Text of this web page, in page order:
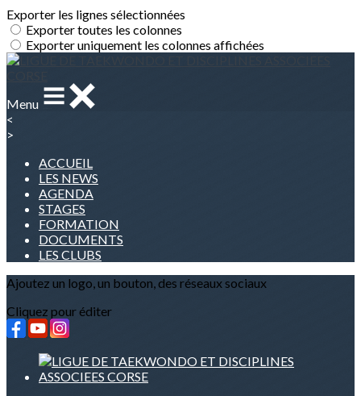
Exporter les lignes sélectionnées
Exporter toutes les colonnes
Exporter uniquement les colonnes affichées
Menu
<
>
ACCUEIL
LES NEWS
AGENDA
STAGES
FORMATION
DOCUMENTS
LES CLUBS
Ajoutez un logo, un bouton, des réseaux sociaux
Cliquez pour éditer